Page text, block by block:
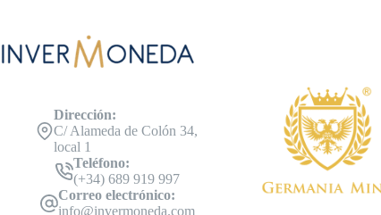
Dirección:
C/ Alameda de Colón 34,
local 1
Teléfono:
(+34) 689 919 997
Correo electrónico:
info@invermoneda.com